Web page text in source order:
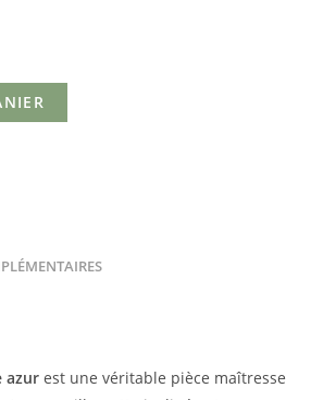
azurest une véritable pièce maîtresse